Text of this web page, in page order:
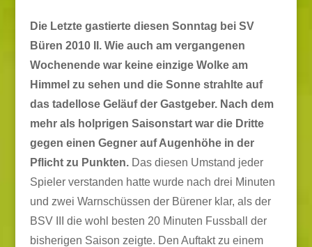
Die Letzte gastierte diesen Sonntag bei SV
Büren 2010 II. Wie auch am vergangenen
Wochenende war keine einzige Wolke am
Himmel zu sehen und die Sonne strahlte auf
das tadellose Geläuf der Gastgeber. Nach dem
mehr als holprigen Saisonstart war die Dritte
gegen einen Gegner auf Augenhöhe in der
Pflicht zu Punkten.Das diesen Umstand jeder
Spieler verstanden hatte wurde nach drei Minuten
und zwei Warnschüssen der Bürener klar, als der
BSV III die wohl besten 20 Minuten Fussball der
bisherigen Saison zeigte. Den Auftakt zu einem